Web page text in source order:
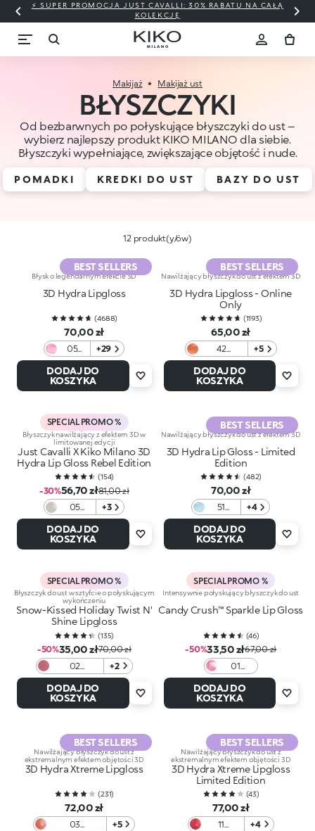
⚡ SUPER PROMOCJA JUST CAVALLI: 30% RABATU NA CAŁĄ
KOLEKCJĘ
Makijaż Makijaż ust
BŁYSZCZYKI
Od bezbarwnych po połyskujące błyszczyki do ust –
wybierz najlepszy produkt KIKO MILANO dla siebie.
Błyszczyki wypełniające, zwiększające objętość i nude.
POMADKI KREDKI DO UST BAZY DO UST
12 produkt(y/ów)
BEST SELLERS
Błysk o legendarnym efekcie 3D
3D Hydra Lipgloss
(4688)
70,00 zł
05
Pearly
Pink
+29
DODAJ DO
KOSZYKA
BEST SELLERS
Nawilżający błyszczyk do ust z efektem 3D
3D Hydra Lipgloss - Online
Only
(1193)
65,00 zł
42
Charming
Copper
+5
DODAJ DO
KOSZYKA
SPECIAL PROMO %
Błyszczyk nawilżający z efektem 3D w
limitowanej edycji
Just Cavalli X Kiko Milano 3D
Hydra Lip Gloss Rebel Edition
(154)
-30%56,70 zł81,00 zł
05
Sunset
Groove
+3
DODAJ DO
KOSZYKA
BEST SELLERS
Nawilżający błyszczyk do ust z efektem 3D
3D Hydra Lip Gloss - Limited
Edition
(482)
70,00 zł
51
Frozen
Light
Blue
+4
DODAJ DO
KOSZYKA
SPECIAL PROMO %
Błyszczyk do ust w sztyfcie o połyskującym
wykończeniu
Snow-Kissed Holiday Twist N'
Shine Lipgloss
(135)
-50%35,00 zł70,00 zł
02
Candycane
Crush
+2
DODAJ DO
KOSZYKA
SPECIAL PROMO %
Intensywnie połyskujący błyszczyk do ust
Candy Crush™ Sparkle Lip Gloss
(46)
-50%33,50 zł67,00 zł
01
Lollipop
Love
DODAJ DO
KOSZYKA
BEST SELLERS
Nawilżający błyszczyk do ust z
ekstremalnym efektem objętości 3D
3D Hydra Xtreme Lipgloss
(231)
72,00 zł
03
+5
BEST SELLERS
Nawilżający błyszczyk do ust z
ekstremalnym efektem objętości 3D
3D Hydra Xtreme Lipgloss
Limited Edition
(43)
77,00 zł
11
+4